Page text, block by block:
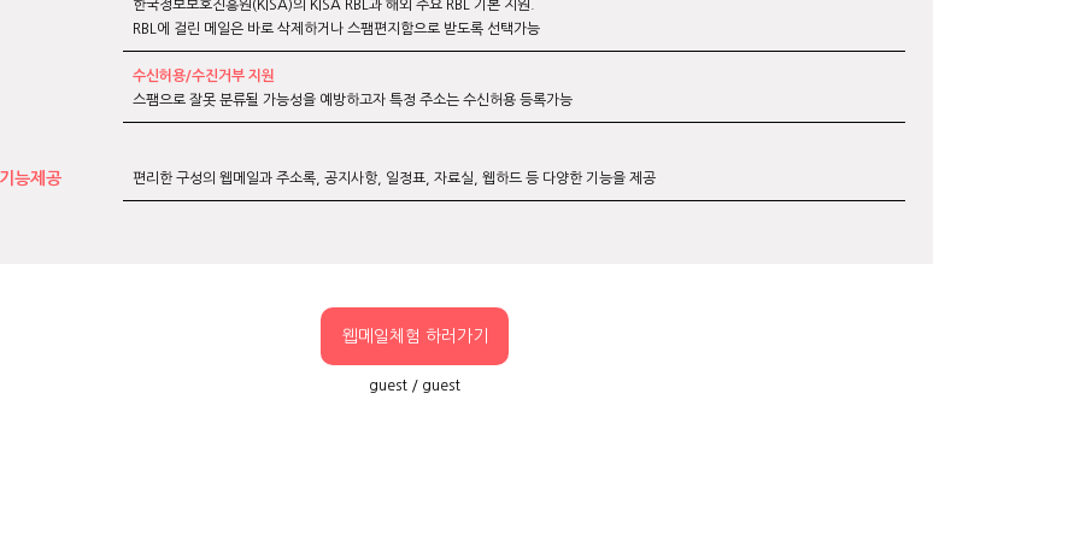
한국정보보호진흥원(KISA)의 KISA RBL과 해외 주요 RBL 기본 지원.
RBL에 걸린 메일은 바로 삭제하거나 스팸편지함으로 받도록 선택가능
수신허용/수진거부 지원
스팸으로 잘못 분류될 가능성을 예방하고자 특정 주소는 수신허용 등록가능
능제공 편리한 구성의 웹메일과 주소록, 공지사항, 일정표, 자료실, 웹하드 등 다양한 기능을 제공
웹메일체험 하러가기
guest / guest